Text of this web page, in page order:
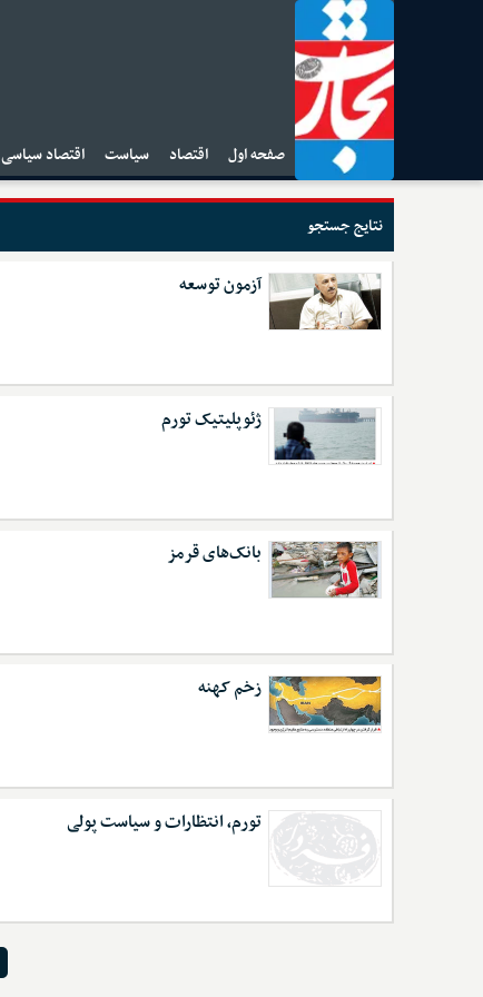
صفحه اول اقتصاد سیاست اقتصاد سیاسی
نتایج جستجو
آزمون توسعه
ژئوپلیتیک تورم
بانک‌های قرمز
زخم کهنه
تورم، انتظارات و سیاست پولی